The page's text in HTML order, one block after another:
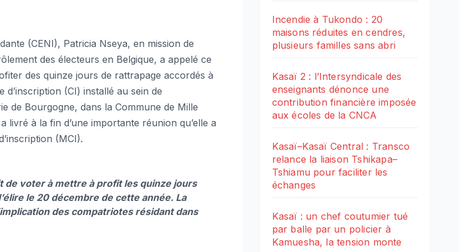
(CENI), Patricia Nseya, en mission de
des électeurs en Belgique, a appelé ce
des quinze jours de rattrapage accordés à
(CI) installé au sein de
de Bourgogne, dans la Commune de Mille
livré à la fin d’une importante réunion qu’elle a
(MCI).
de voter à mettre à profit les quinze jours
le 20 décembre de cette année. La
des compatriotes résidant dans
Incendie à Tukondo : 20
maisons réduites en cendres,
plusieurs familles sans abri
Kasaï 2 : l’Intersyndicale des
enseignants dénonce une
contribution financière imposée
aux écoles de la CNCA
Kasaï–Kasaï Central : Transco
relance la liaison Tshikapa–
Tshiamu pour faciliter les
échanges
Kasaï : un chef coutumier tué
par balle par un policier à
Kamuesha, la tension monte